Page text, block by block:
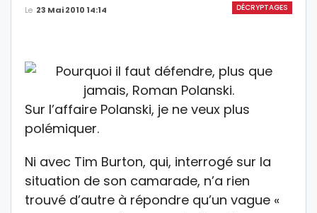
DÉCRYPTAGES
Le 23 Mai 2010 14:14
Sur l’affaire Polanski, je ne veux plus
polémiquer.
Ni avec Tim Burton, qui, interrogé sur la
situation de son camarade, n’a rien
trouvé d’autre à répondre qu’un vague «